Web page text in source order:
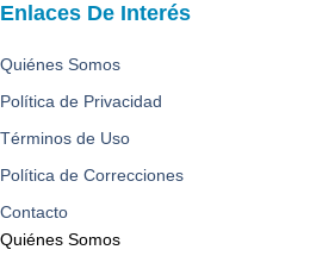
Enlaces De Interés
Quiénes Somos
Política de Privacidad
Términos de Uso
Política de Correcciones
Contacto
Quiénes Somos